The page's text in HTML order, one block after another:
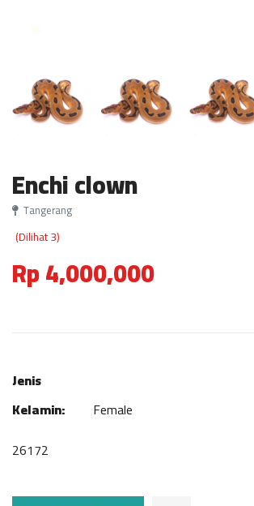
Enchi clown
Tangerang
(Dilihat 3)
Rp 4,000,000
Jenis
Kelamin:
Female
26172